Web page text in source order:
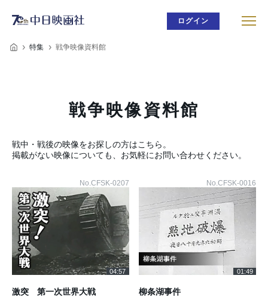
ログイン
特集 戦争映像資料館
戦争映像資料館
戦中・戦後の映像をお探しの方はこちら。
掲載がない映像についても、お気軽にお問い合わせください。
No.CFSK-0207
04:57
激突 第一次世界大戦
No.CFSK-0016
01:49
柳条湖事件